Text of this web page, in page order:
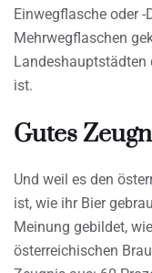
Einwegflasche oder -
Mehrwegflaschen
Landeshauptstädten
ist.
Gutes
Und weil es den
ist, wie ihr Bier
Meinung gebildet,
österreichischen